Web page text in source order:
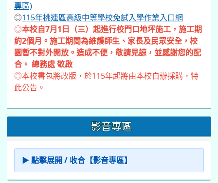
專區)
◎115年桃連區高級中等學校免試入學作業入口網
◎本校自7月1日（三）起進行校門口地坪施工，施工期
約2個月。施工期間為維護師生、家長及民眾安全，校
園暫不對外開放。造成不便，敬請見諒，並感謝您的配
合。 總務處 敬啟
◎本校書包將改版，於115年起將由本校自辦採購，特
此公告。
影音專區
▶ 點擊展開 / 收合【影音專區】